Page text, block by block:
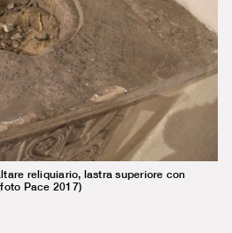
reliquiario, lastra superiore con
Pace 2017)